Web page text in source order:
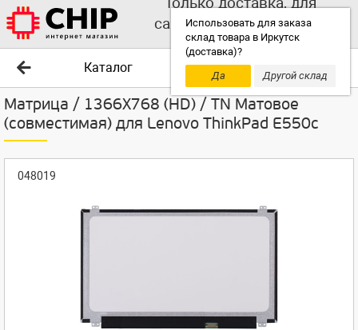
Использовать для заказа
склад товара в Иркутск
(доставка)?
Да
Другой склад
самовывоза выбирайте
другой склад!
Каталог
Матрица / 1366X768 (HD) / TN Матовое
(совместимая) для Lenovo ThinkPad E550c
048019